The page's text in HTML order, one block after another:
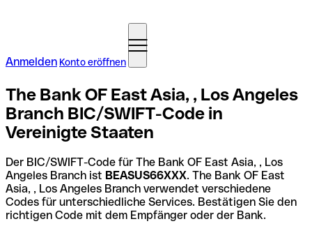
Anmelden Konto eröffnen
The Bank OF East Asia, , Los Angeles
Branch BIC/SWIFT-Code in
Vereinigte Staaten
Der BIC/SWIFT-Code für The Bank OF East Asia, , Los
Angeles Branch ist BEASUS66XXX. The Bank OF East
Asia, , Los Angeles Branch verwendet verschiedene
Codes für unterschiedliche Services. Bestätigen Sie den
richtigen Code mit dem Empfänger oder der Bank.